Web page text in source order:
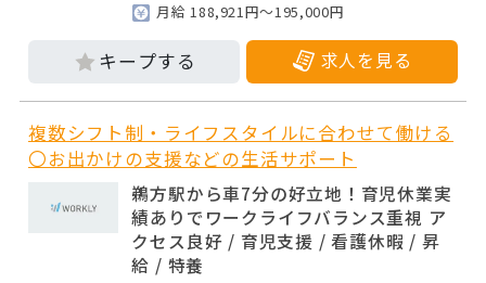
月給 188,921円～195,000円
求人を見る
複数シフト制・ライフスタイルに合わせて働ける
〇お出かけの支援などの生活サポート
鵜方駅から車7分の好立地！育児休業実
績ありでワークライフバランス重視 ア
クセス良好 / 育児支援 / 看護休暇 / 昇
給 / 特養